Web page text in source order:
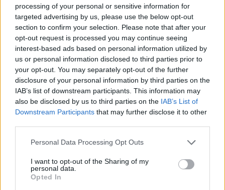
processing of your personal or sensitive information for
targeted advertising by us, please use the below opt-out
section to confirm your selection. Please note that after your
opt-out request is processed you may continue seeing
interest-based ads based on personal information utilized by
us or personal information disclosed to third parties prior to
your opt-out. You may separately opt-out of the further
disclosure of your personal information by third parties on the
IAB’s list of downstream participants. This information may
also be disclosed by us to third parties on the IAB’s List of
Downstream Participants that may further disclose it to other
Personal Data Processing Opt Outs
I want to opt-out of the Sharing of my
personal data.
Opted In
Magyar Péter eddigi parlamenti szerepléséről,
a legutóbbi parlamenti beszédéről és a
mandátumkorlátozásról is beszélget Gavra
Gábor és Kóczián Péter a Visszhangkamra
aktuális adásában.
KÓCZIÁN PÉTER 10
megszólítani, addig lehet, hogy nem tud
nyerni a Tisza Párt. Magyar Péter személyes